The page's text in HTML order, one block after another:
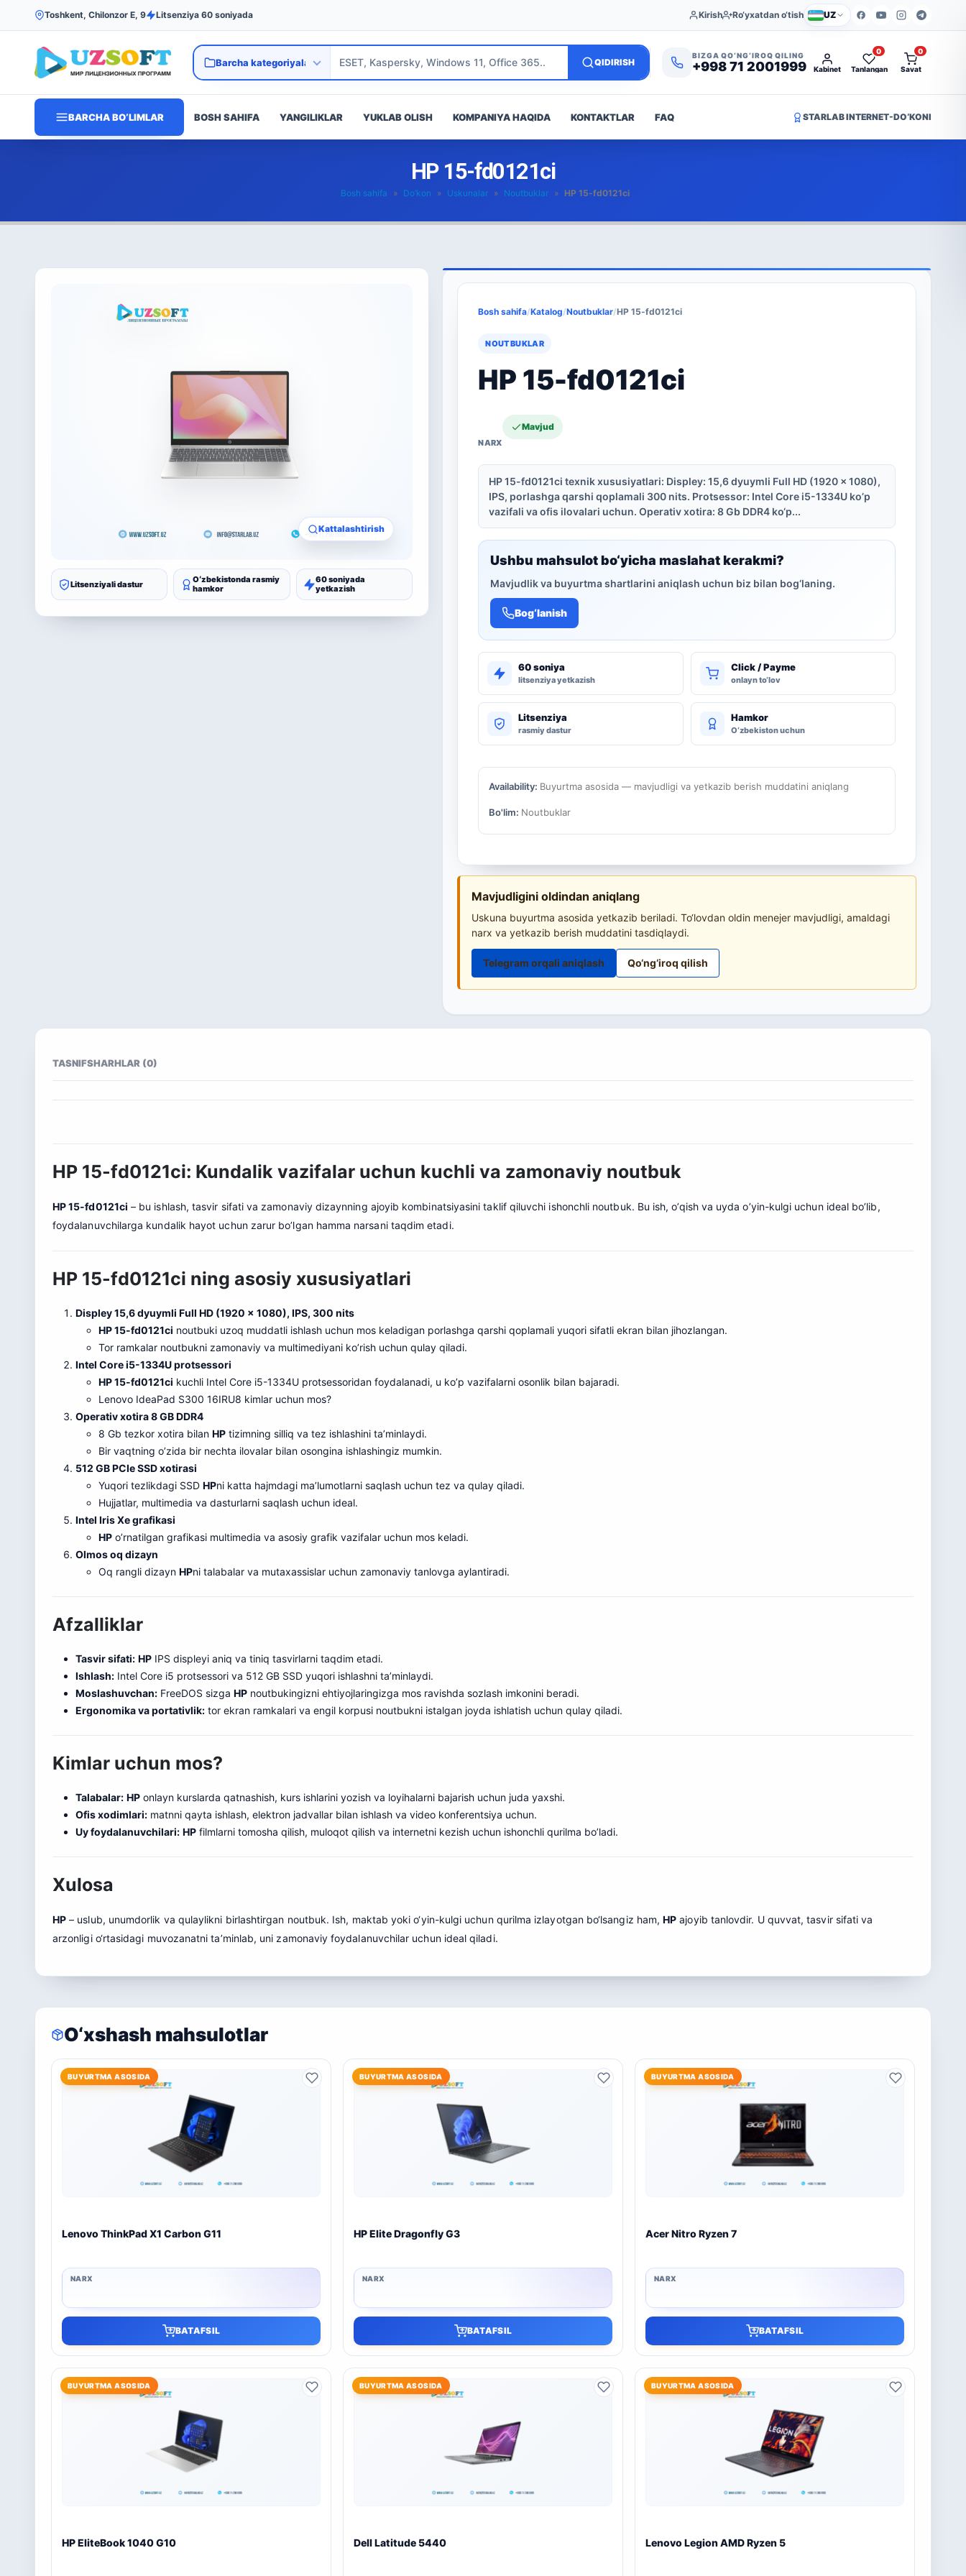
Toshkent, Chilonzor E, 9 Litsenziya 60 soniyada Kirish Ro‘yxatdan o‘tish UZ
QIDIRISH
BIZGA QO‘NG‘IROQ QILING
+998 71 2001999 Kabinet Tanlangan
0
Savat
0
BARCHA BO‘LIMLAR BOSH SAHIFA YANGILIKLAR YUKLAB OLISH KOMPANIYA HAQIDA KONTAKTLAR FAQ STARLAB INTERNET-DO‘KONI
HP 15-fd0121ci
Bosh sahifa » Do’kon » Uskunalar » Noutbuklar » HP 15-fd0121ci
Kattalashtirish
Litsenziyali dastur
Oʻzbekistonda rasmiy
hamkor
60 soniyada
yetkazish
Bosh sahifa/Katalog/Noutbuklar/HP 15-fd0121ci
NOUTBUKLAR
HP 15-fd0121ci
Mavjud
HP 15-fd0121ci texnik xususiyatlari: Displey: 15,6 dyuymli Full HD (1920 x 1080),
IPS, porlashga qarshi qoplamali 300 nits. Protsessor: Intel Core i5-1334U ko’p
vazifali va ofis ilovalari uchun. Operativ xotira: 8 Gb DDR4 ko‘p...
Ushbu mahsulot bo‘yicha maslahat kerakmi?
Mavjudlik va buyurtma shartlarini aniqlash uchun biz bilan bog‘laning.
Bog‘lanish
60 soniya
litsenziya yetkazish
Click / Payme
onlayn to‘lov
Litsenziya
rasmiy dastur
Hamkor
O‘zbekiston uchun
Availability: Buyurtma asosida — mavjudligi va yetkazib berish muddatini aniqlang
Bo'lim: Noutbuklar
Mavjudligini oldindan aniqlang
Uskuna buyurtma asosida yetkazib beriladi. To‘lovdan oldin menejer mavjudligi, amaldagi
narx va yetkazib berish muddatini tasdiqlaydi.
Telegram orqali aniqlash Qo‘ng‘iroq qilish
TASNIFSHARHLAR (0)
HP 15-fd0121ci: Kundalik vazifalar uchun kuchli va zamonaviy noutbuk
HP 15-fd0121ci – bu ishlash, tasvir sifati va zamonaviy dizaynning ajoyib kombinatsiyasini taklif qiluvchi ishonchli noutbuk. Bu ish, o’qish va uyda o’yin-kulgi uchun ideal bo’lib,
foydalanuvchilarga kundalik hayot uchun zarur bo’lgan hamma narsani taqdim etadi.
HP 15-fd0121ci ning asosiy xususiyatlari
Displey 15,6 dyuymli Full HD (1920 x 1080), IPS, 300 nits
HP 15-fd0121ci noutbuki uzoq muddatli ishlash uchun mos keladigan porlashga qarshi qoplamali yuqori sifatli ekran bilan jihozlangan.
Tor ramkalar noutbukni zamonaviy va multimediyani ko’rish uchun qulay qiladi.
Intel Core i5-1334U protsessori
HP 15-fd0121ci kuchli Intel Core i5-1334U protsessoridan foydalanadi, u ko’p vazifalarni osonlik bilan bajaradi.
Lenovo IdeaPad S300 16IRU8 kimlar uchun mos?
Operativ xotira 8 GB DDR4
8 Gb tezkor xotira bilan HP tizimning silliq va tez ishlashini ta’minlaydi.
Bir vaqtning o’zida bir nechta ilovalar bilan osongina ishlashingiz mumkin.
512 GB PCIe SSD xotirasi
Yuqori tezlikdagi SSD HPni katta hajmdagi ma’lumotlarni saqlash uchun tez va qulay qiladi.
Hujjatlar, multimedia va dasturlarni saqlash uchun ideal.
Intel Iris Xe grafikasi
HP o’rnatilgan grafikasi multimedia va asosiy grafik vazifalar uchun mos keladi.
Olmos oq dizayn
Oq rangli dizayn HPni talabalar va mutaxassislar uchun zamonaviy tanlovga aylantiradi.
Afzalliklar
Tasvir sifati: HP IPS displeyi aniq va tiniq tasvirlarni taqdim etadi.
Ishlash: Intel Core i5 protsessori va 512 GB SSD yuqori ishlashni ta’minlaydi.
Moslashuvchan: FreeDOS sizga HP noutbukingizni ehtiyojlaringizga mos ravishda sozlash imkonini beradi.
Ergonomika va portativlik: tor ekran ramkalari va engil korpusi noutbukni istalgan joyda ishlatish uchun qulay qiladi.
Kimlar uchun mos?
Talabalar: HP onlayn kurslarda qatnashish, kurs ishlarini yozish va loyihalarni bajarish uchun juda yaxshi.
Ofis xodimlari: matnni qayta ishlash, elektron jadvallar bilan ishlash va video konferentsiya uchun.
Uy foydalanuvchilari: HP filmlarni tomosha qilish, muloqot qilish va internetni kezish uchun ishonchli qurilma bo’ladi.
Xulosa
HP – uslub, unumdorlik va qulaylikni birlashtirgan noutbuk. Ish, maktab yoki o‘yin-kulgi uchun qurilma izlayotgan bo‘lsangiz ham,HP ajoyib tanlovdir. U quvvat, tasvir sifati va
arzonligi o‘rtasidagi muvozanatni ta’minlab, uni zamonaviy foydalanuvchilar uchun ideal qiladi.
O‘xshash mahsulotlar
BUYURTMA ASOSIDA
Lenovo ThinkPad X1 Carbon G11
BATAFSIL
BUYURTMA ASOSIDA
HP Elite Dragonfly G3
BATAFSIL
BUYURTMA ASOSIDA
Acer Nitro Ryzen 7
BATAFSIL
BUYURTMA ASOSIDA
HP EliteBook 1040 G10
BUYURTMA ASOSIDA
Dell Latitude 5440
BUYURTMA ASOSIDA
Lenovo Legion AMD Ryzen 5